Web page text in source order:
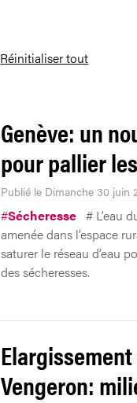
Réinitialiser tout
Genève: un
pour pallier
Publié le Dimanche 30 juin
#Sécheresse # L’eau
amenée dans l’espace
saturer le réseau d’eau
des sécheresses.
Elargissement
Vengeron: